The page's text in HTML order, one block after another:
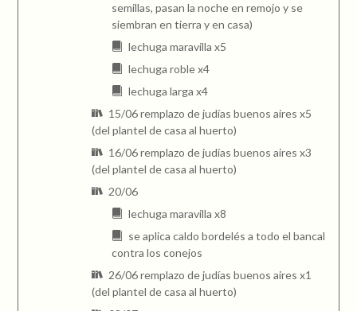
semillas, pasan la noche en remojo y se
siembran en tierra y en casa)
lechuga maravilla x5
lechuga roble x4
lechuga larga x4
15/06 remplazo de judías buenos aires x5
(del plantel de casa al huerto)
16/06 remplazo de judías buenos aires x3
(del plantel de casa al huerto)
20/06
lechuga maravilla x8
se aplica caldo bordelés a todo el bancal
contra los conejos
26/06 remplazo de judías buenos aires x1
(del plantel de casa al huerto)